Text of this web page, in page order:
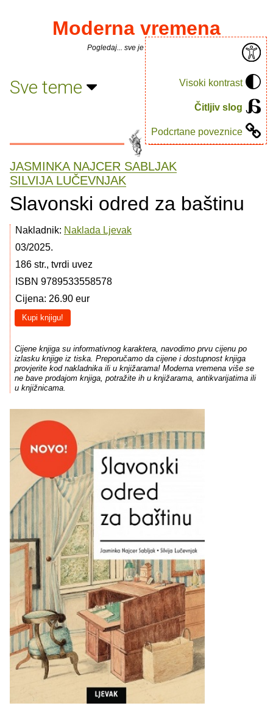
Visoki kontrast
Čitljiv slog
Podcrtane poveznice
Moderna vremena
Pogledaj... sve je puno knjiga.
Sve teme
JASMINKA NAJCER SABLJAK
SILVIJA LUČEVNJAK
Slavonski odred za baštinu
Nakladnik: Naklada Ljevak
03/2025.
186 str., tvrdi uvez
ISBN 9789533558578
Cijena: 26.90 eur
Kupi knjigu!
Cijene knjiga su informativnog karaktera, navodimo prvu cijenu po
izlasku knjige iz tiska. Preporučamo da cijene i dostupnost knjiga
provjerite kod nakladnika ili u knjižarama! Moderna vremena više se
ne bave prodajom knjiga, potražite ih u knjižarama, antikvarijatima ili
u knjižnicama.